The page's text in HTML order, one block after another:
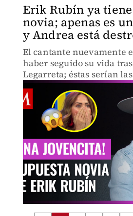
Erik Rubín ya
novia; apenas es
y Andrea está
El cantante nuevamente
haber seguido su vida
Legarreta; éstas serían